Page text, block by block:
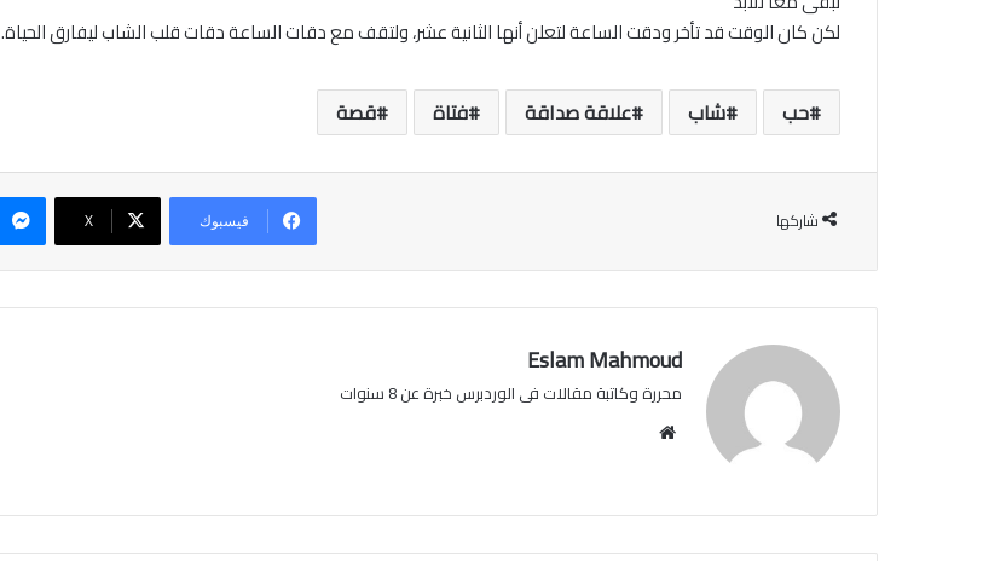
لكن كان الوقت قد تأخر ودقت الساعة لتعلن أنها الثانية عشر، ولتقف مع دقات الساعة دقات قلب الشاب ليفارق الحياة.
حب شاب علاقة صداقة فتاة قصة
شاركها فيسبوك ‫X
Eslam Mahmoud
محررة وكاتبة مقالات فى الوردبرس خبرة عن 8 سنوات